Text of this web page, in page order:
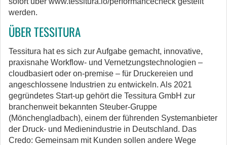
werden.
ÜBER TESSITURA
Tessitura hat es sich zur Aufgabe gemacht, innovative,
praxisnahe Workflow- und Vernetzungstechnologien –
cloudbasiert oder on-premise – für Druckereien und
angeschlossene Industrien zu entwickeln. Als 2021
gegründetes Start-up gehört die Tessitura GmbH zur
branchenweit bekannten Steuber-Gruppe
(Mönchengladbach), einem der führenden Systemanbieter
der Druck- und Medienindustrie in Deutschland. Das
Credo: Gemeinsam mit Kunden sollen andere Wege